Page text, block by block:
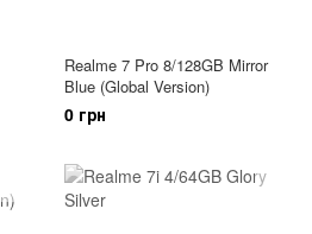
Realme 7 Pro 8/128GB Mirror
Blue (Global Version)
0 грн